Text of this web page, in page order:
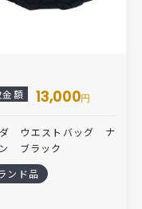
金額 13,000円
ウエストバッグ ナ
ブラック
ンド品